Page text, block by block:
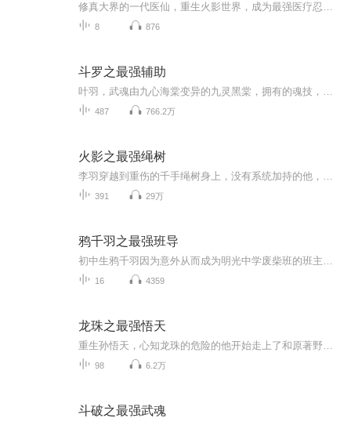
8 876
斗罗之最强辅助
487 766.2万
火影之最强绳树
391 29万
鸦千羽之最强班导
16 4359
龙珠之最强悟天
98 6.2万
斗破之最强武魂